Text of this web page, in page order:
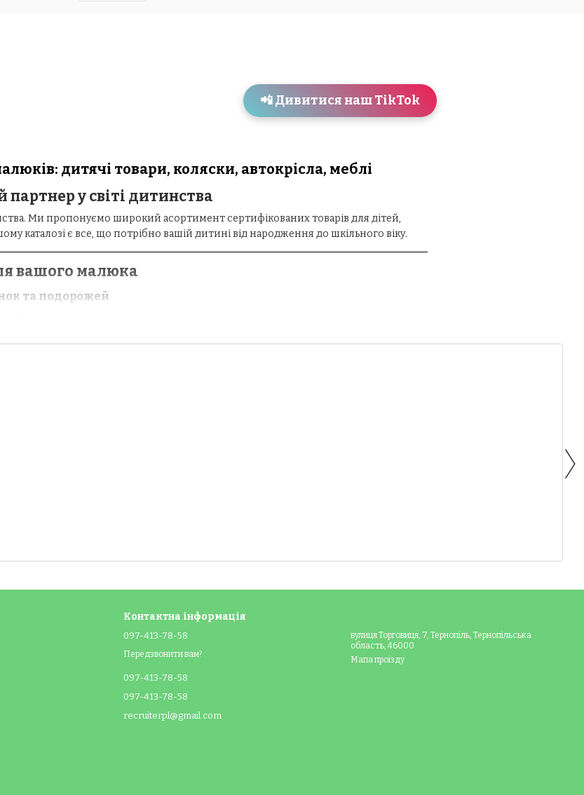
📲 Дивитися наш TikTok
дитячі товари, коляски, автокрісла, меблі
у світі дитинства
Ми пропонуємо широкий асортимент сертифікованих товарів для дітей,
каталозі є все, що потрібно вашій дитині від народження до шкільного віку.
вашого малюка
та подорожей
якості.
Контактна інформація
097-413-78-58
Передзвонити вам?
097-413-78-58
097-413-78-58
recruiterpl@gmail.com
вулиця Торговиця, 7, Тернопіль, Тернопільська
область, 46000
Мапа проїзду